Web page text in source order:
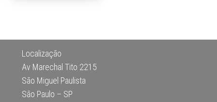
Localização
Av Marechal Tito 2215
São Miguel Paulista
São Paulo – SP